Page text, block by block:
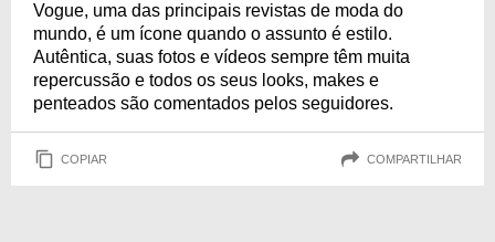
Vogue, uma das principais revistas de moda do
mundo, é um ícone quando o assunto é estilo.
Autêntica, suas fotos e vídeos sempre têm muita
repercussão e todos os seus looks, makes e
penteados são comentados pelos seguidores.
COPIAR COMPARTILHAR